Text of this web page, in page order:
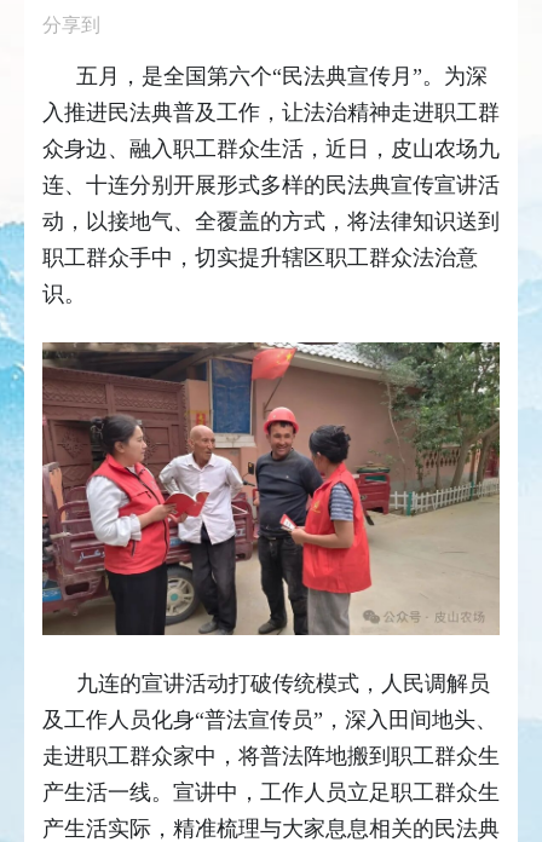
分享到
五月，是全国第六个“民法典宣传月”。为深
入推进民法典普及工作，让法治精神走进职工群
众身边、融入职工群众生活，近日，皮山农场九
连、十连分别开展形式多样的民法典宣传宣讲活
动，以接地气、全覆盖的方式，将法律知识送到
职工群众手中，切实提升辖区职工群众法治意
识。
九连的宣讲活动打破传统模式，人民调解员
及工作人员化身“普法宣传员”，深入田间地头、
走进职工群众家中，将普法阵地搬到职工群众生
产生活一线。宣讲中，工作人员立足职工群众生
产生活实际，精准梳理与大家息息相关的民法典